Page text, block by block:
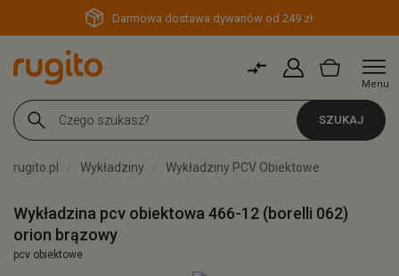
Darmowa dostawa dywanów od 249 zł
Menu
SZUKAJ
rugito.pl Wykładziny Wykładziny PCV Obiektowe
Wykładzina pcv obiektowa 466-12 (borelli 062)
orion brązowy
pcv obiektowe